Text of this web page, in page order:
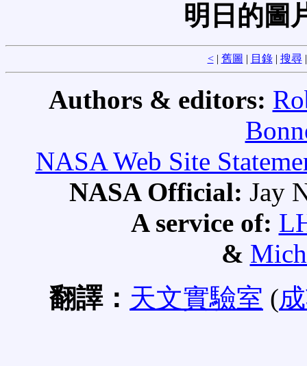
明日的圖
<| 舊圖 | 目錄| 搜尋
Authors & editors:
NASA Web Site
NASA Official: Jay
A service of:
&
翻譯： 天文實驗室 (